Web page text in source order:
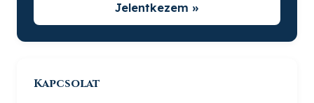
Jelentkezem »
Kapcsolat